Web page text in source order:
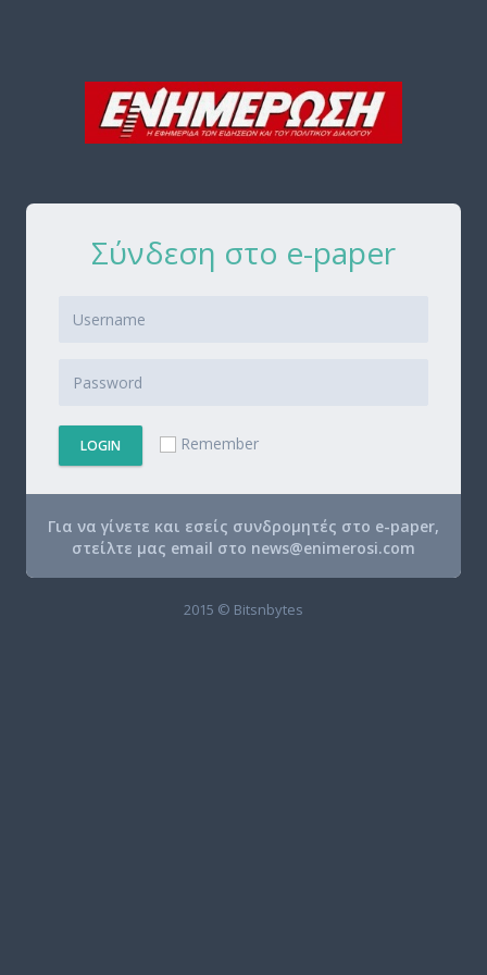
Σύνδεση στο e-paper
LOGIN Remember
Για να γίνετε και εσείς συνδρομητές στο e-paper,
στείλτε μας email στο news@enimerosi.com
2015 © Bitsnbytes